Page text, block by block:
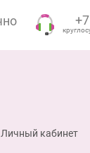
Личный кабинет